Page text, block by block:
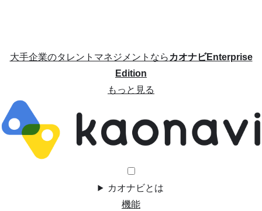
大手企業のタレントマネジメントならカオナビEnterprise
Edition
もっと見る
カオナビとは
機能